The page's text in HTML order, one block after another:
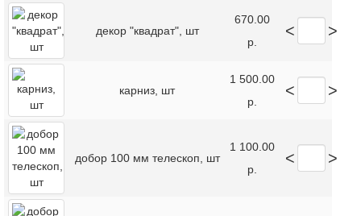
декор "квадрат", шт
670.00
р.
< >
карниз, шт
1 500.00
р.
< >
добор 100 мм телескоп, шт
1 100.00
р.
< >